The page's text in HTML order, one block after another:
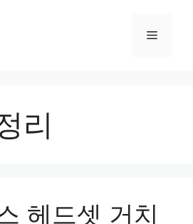
메
리
헤드셋 거치